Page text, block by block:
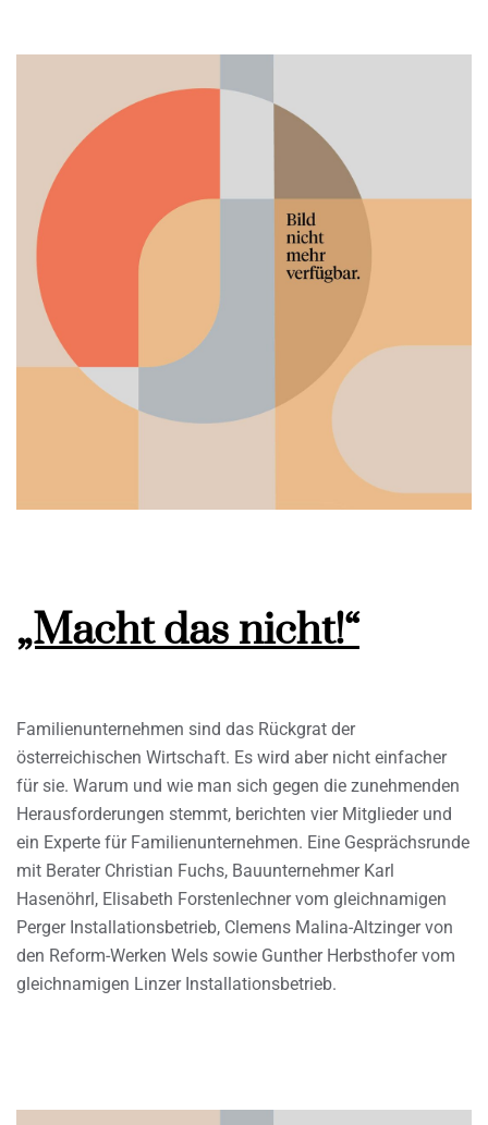
„Macht das nicht!“
Familienunternehmen sind das Rückgrat der
österreichischen Wirtschaft. Es wird aber nicht einfacher
für sie. Warum und wie man sich gegen die zunehmenden
Herausforderungen stemmt, berichten vier Mitglieder und
ein Experte für Familienunternehmen. Eine Gesprächsrunde
mit Berater Christian Fuchs, Bauunternehmer Karl
Hasenöhrl, Elisabeth Forstenlechner vom gleichnamigen
Perger Installationsbetrieb, Clemens Malina-Altzinger von
den Reform-Werken Wels sowie Gunther Herbsthofer vom
gleichnamigen Linzer Installationsbetrieb.